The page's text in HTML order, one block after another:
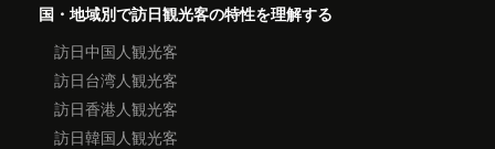
国・地域別で訪日観光客の特性を理解する
訪日中国人観光客
訪日台湾人観光客
訪日香港人観光客
訪日韓国人観光客